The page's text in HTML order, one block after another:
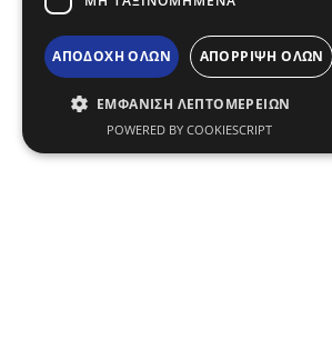
ΑΠΟΔΟΧΉ ΌΛΩΝ ΑΠΌΡΡΙΨΗ ΌΛΩΝ
ΕΜΦΆΝΙΣΗ ΛΕΠΤΟΜΕΡΕΙΏΝ
POWERED BY COOKIESCRIPT